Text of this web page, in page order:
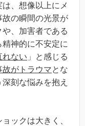
は、想像以上にメ
故の瞬間の光景が
、加害者である
神的に不安定に
れない 」と感じる
故がトラウマとな
深刻な悩みを抱え
ックは大きく、